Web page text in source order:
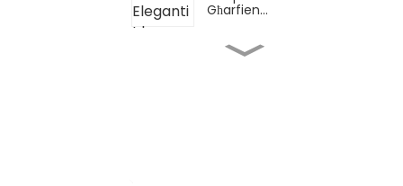
Għarfien...
Planner Manwali Irqiq